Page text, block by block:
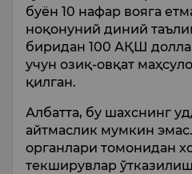
буён 10 нафар вояга
ноқонуний диний
биридан 100 АҚШ
учун озиқ-овқат
қилган.
Албатта, бу шахснинг
айтмаслик мумкин
органлари томонидан
текширувлар